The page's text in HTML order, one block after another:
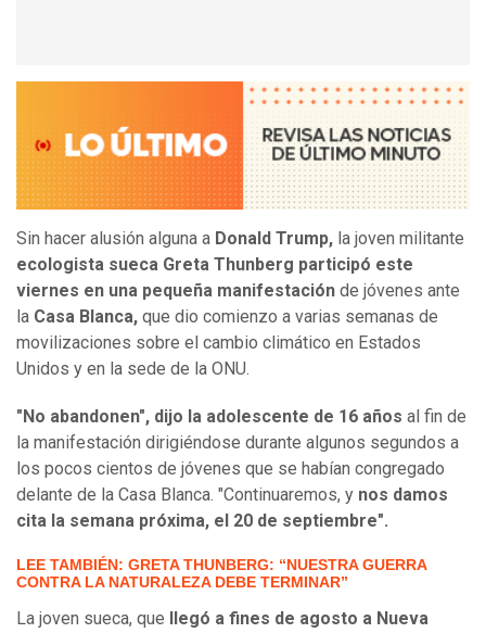
Sin hacer alusión alguna a Donald Trump, la joven militante
ecologista sueca Greta Thunberg participó este
viernes en una pequeña manifestación de jóvenes ante
la Casa Blanca, que dio comienzo a varias semanas de
movilizaciones sobre el cambio climático en Estados
Unidos y en la sede de la ONU.
"No abandonen", dijo la adolescente de 16 años al fin de
la manifestación dirigiéndose durante algunos segundos a
los pocos cientos de jóvenes que se habían congregado
delante de la Casa Blanca. "Continuaremos, y nos damos
cita la semana próxima, el 20 de septiembre".
LEE TAMBIÉN: GRETA THUNBERG: “NUESTRA GUERRA
CONTRA LA NATURALEZA DEBE TERMINAR”
La joven sueca, que llegó a fines de agosto a Nueva